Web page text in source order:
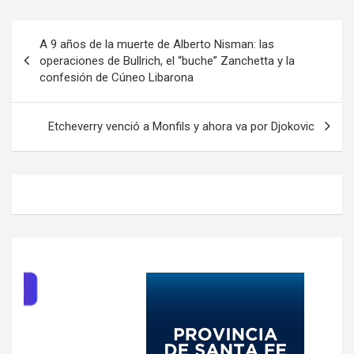
de
entradas
A 9 años de la muerte de Alberto Nisman: las
operaciones de Bullrich, el “buche” Zanchetta y la
confesión de Cúneo Libarona
Etcheverry venció a Monfils y ahora va por Djokovic